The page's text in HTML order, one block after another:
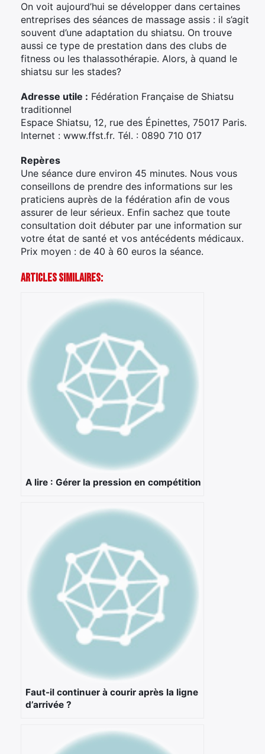
On voit aujourd’hui se développer dans certaines
entreprises des séances de massage assis : il s’agit
souvent d’une adaptation du shiatsu. On trouve
aussi ce type de prestation dans des clubs de
fitness ou les thalassothérapie. Alors, à quand le
shiatsu sur les stades?
Adresse utile : Fédération Française de Shiatsu
traditionnel
Espace Shiatsu, 12, rue des Épinettes, 75017 Paris.
Internet : www.ffst.fr. Tél. : 0890 710 017
Repères
Une séance dure environ 45 minutes. Nous vous
conseillons de prendre des informations sur les
praticiens auprès de la fédération afin de vous
assurer de leur sérieux. Enfin sachez que toute
consultation doit débuter par une information sur
votre état de santé et vos antécédents médicaux.
Prix moyen : de 40 à 60 euros la séance.
Articles Similaires:
A lire : Gérer la pression en compétition
Faut-il continuer à courir après la ligne
d’arrivée ?